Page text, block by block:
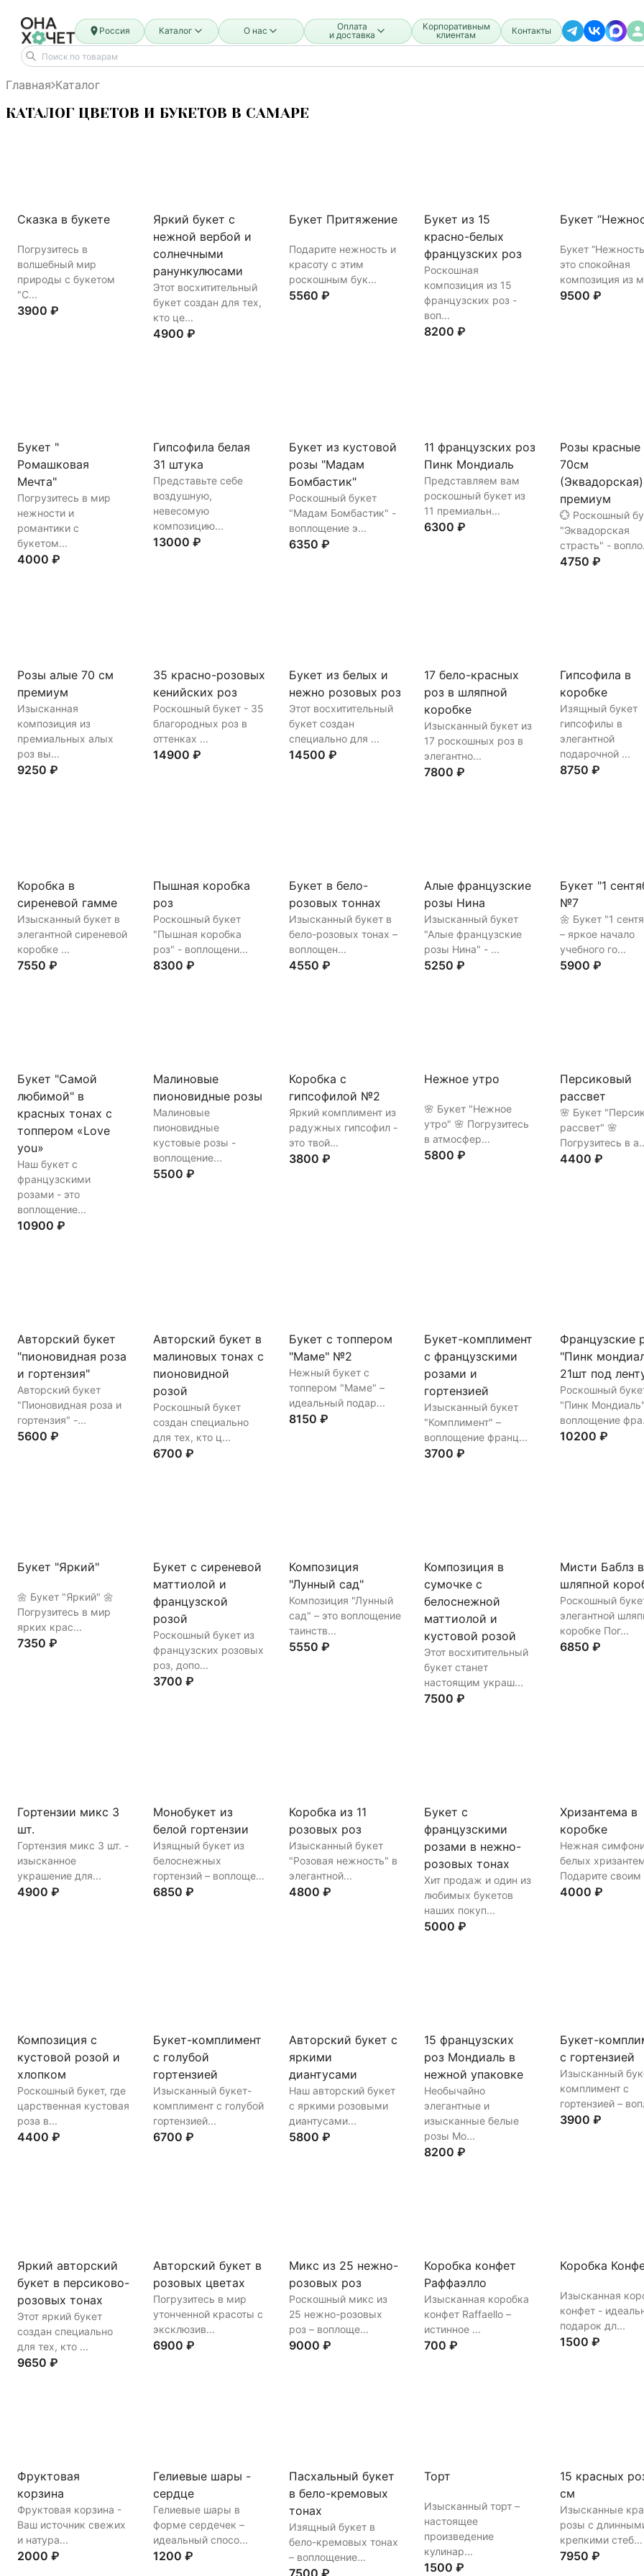
Россия Каталог О нас
Оплата
и доставка
Корпоративным
клиентам
Контакты
Главная Каталог
КАТАЛОГ ЦВЕТОВ И БУКЕТОВ В САМАРЕ
Сказка в букете
Погрузитесь в
волшебный мир
природы с букетом
"С...
3900 ₽
Яркий букет с
нежной вербой и
солнечными
ранункулюсами
Этот восхитительный
букет создан для тех,
кто це...
4900 ₽
Букет Притяжение
Подарите нежность и
красоту с этим
роскошным бук...
5560 ₽
Букет из 15
красно-белых
французских роз
Роскошная
композиция из 15
французских роз -
воп...
8200 ₽
Букет
Букет
это спокойная
композиция из
9500 ₽
Букет "
Ромашковая
Мечта"
Погрузитесь в мир
нежности и
романтики с
букетом...
4000 ₽
Гипсофила белая
31 штука
Представьте себе
воздушную,
невесомую
композицию...
13000 ₽
Букет из кустовой
розы "Мадам
Бомбастик"
Роскошный букет
"Мадам Бомбастик" -
воплощение э...
6350 ₽
11 французских роз
Пинк Мондиаль
Представляем вам
роскошный букет из
11 премиальн...
6300 ₽
Розы красные
70см
(Эквадорская)
премиум
💮 Роскошный
"Эквадорская
страсть" -
4750 ₽
Розы алые 70 см
премиум
Изысканная
композиция из
премиальных алых
роз вы...
9250 ₽
35 красно-розовых
кенийских роз
Роскошный букет - 35
благородных роз в
оттенках ...
14900 ₽
Букет из белых и
нежно розовых роз
Этот восхитительный
букет создан
специально для ...
14500 ₽
17 бело-красных
роз в шляпной
коробке
Изысканный букет из
17 роскошных роз в
элегантно...
7800 ₽
Гипсофила в
коробке
Изящный букет
гипсофилы в
элегантной
подарочной ...
8750 ₽
Коробка в
сиреневой гамме
Изысканный букет в
элегантной сиреневой
коробке ...
7550 ₽
Пышная коробка
роз
Роскошный букет
"Пышная коробка
роз" - воплощени...
8300 ₽
Букет в бело-
розовых тоннах
Изысканный букет в
бело-розовых тонах –
воплощен...
4550 ₽
Алые французские
розы Нина
Изысканный букет
"Алые французские
розы Нина" - ...
5250 ₽
Букет "1
№7
🌼 Букет "1
– яркое начало
учебного го...
5900 ₽
Букет "Самой
любимой" в
красных тонах с
топпером «Love
you»
Наш букет с
французскими
розами - это
воплощение...
10900 ₽
Малиновые
пионовидные розы
Малиновые
пионовидные
кустовые розы -
воплощение...
5500 ₽
Коробка с
гипсофилой №2
Яркий комплимент из
радужных гипсофил -
это твой...
3800 ₽
Нежное утро
🌸 Букет "Нежное
утро" 🌸 Погрузитесь
в атмосфер...
5800 ₽
Персиковый
рассвет
🌸 Букет
рассвет" 🌸
Погрузитесь в
4400 ₽
Авторский букет
"пионовидная роза
и гортензия"
Авторский букет
"Пионовидная роза и
гортензия" -...
5600 ₽
Авторский букет в
малиновых тонах с
пионовидной
розой
Роскошный букет
создан специально
для тех, кто ц...
6700 ₽
Букет с топпером
"Маме" №2
Нежный букет с
топпером "Маме" –
идеальный подар...
8150 ₽
Букет-комплимент
с французскими
розами и
гортензией
Изысканный букет
"Комплимент" –
воплощение франц...
3700 ₽
Французские
"Пинк
21шт под
Роскошный
"Пинк
воплощение
10200 ₽
Букет "Яркий"
🌼 Букет "Яркий" 🌼
Погрузитесь в мир
ярких крас...
7350 ₽
Букет с сиреневой
маттиолой и
французской
розой
Роскошный букет из
французских розовых
роз, допо...
3700 ₽
Композиция
"Лунный сад"
Композиция "Лунный
сад" – это воплощение
таинств...
5550 ₽
Композиция в
сумочке с
белоснежной
маттиолой и
кустовой розой
Этот восхитительный
букет станет
настоящим украш...
7500 ₽
Мисти Баблз в
шляпной
Роскошный
элегантной
коробке Пог...
6850 ₽
Гортензии микс 3
шт.
Гортензия микс 3 шт. -
изысканное
украшение для...
4900 ₽
Монобукет из
белой гортензии
Изящный букет из
белоснежных
гортензий – воплоще...
6850 ₽
Коробка из 11
розовых роз
Изысканный букет
"Розовая нежность" в
элегантной...
4800 ₽
Букет с
французскими
розами в нежно-
розовых тонах
Хит продаж и один из
любимых букетов
наших покуп...
5000 ₽
Хризантема в
коробке
Нежная
белых
Подарите своим
4000 ₽
Композиция с
кустовой розой и
хлопком
Роскошный букет, где
царственная кустовая
роза в...
4400 ₽
Букет-комплимент
с голубой
гортензией
Изысканный букет-
комплимент с голубой
гортензией...
6700 ₽
Авторский букет с
яркими
диантусами
Наш авторский букет
с яркими розовыми
диантусами...
5800 ₽
15 французских
роз Мондиаль в
нежной упаковке
Необычайно
элегантные и
изысканные белые
розы Мо...
8200 ₽
Букет-
с гортензией
Изысканный
комплимент с
гортензией –
3900 ₽
Яркий авторский
букет в персиково-
розовых тонах
Этот яркий букет
создан специально
для тех, кто ...
9650 ₽
Авторский букет в
розовых цветах
Погрузитесь в мир
утонченной красоты с
эксклюзив...
6900 ₽
Микс из 25 нежно-
розовых роз
Роскошный микс из
25 нежно-розовых
роз – воплоще...
9000 ₽
Коробка конфет
Раффаэлло
Изысканная коробка
конфет Raffaello –
истинное ...
700 ₽
Коробка
Изысканная
конфет -
подарок дл...
1500 ₽
Фруктовая
корзина
Фруктовая корзина -
Ваш источник свежих
и натура...
2000 ₽
Гелиевые шары -
сердце
Гелиевые шары в
форме сердечек –
идеальный спосо...
1200 ₽
Пасхальный букет
в бело-кремовых
тонах
Изящный букет в
бело-кремовых тонах
– воплощение...
7500 ₽
Торт
Изысканный торт –
настоящее
произведение
кулинар...
1500 ₽
15 красных
см
Изысканные
розы с
крепкими стеб...
7950 ₽